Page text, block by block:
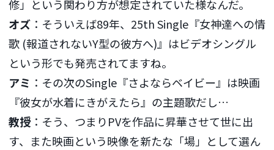
修」という関わり方が想定されていた様なんだ。
オズ ：そういえば89年、25th Single『女神達への情
歌 (報道されないY型の彼方へ)』はビデオシングル
という形でも発売されてますね。
アミ ：その次のSingle『さよならベイビー』は映画
『彼女が水着にきがえたら』の主題歌だし…
教授 ：そう、つまりPVを作品に昇華させて世に出
す、また映画という映像を新たな「場」として選ん